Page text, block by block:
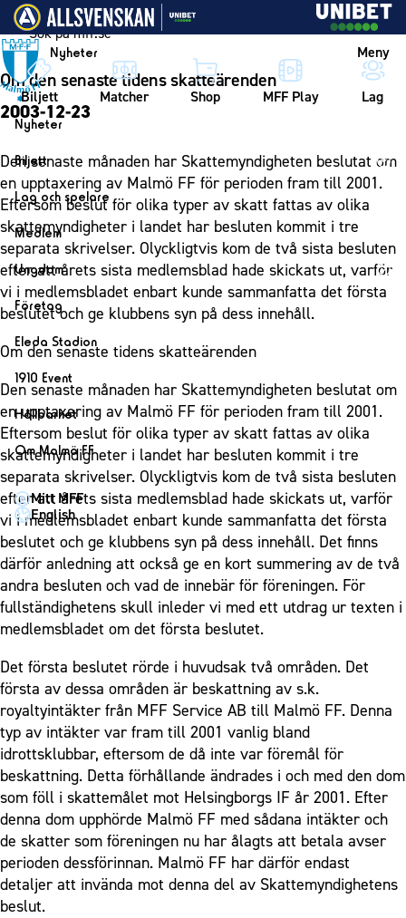
Vidare till innehållet
Nyheter Meny
Biljett Matcher Shop MFF Play Lag
Nyheter
Nyheter
Kalender
Biljett
Biljett
Årskort herr
Årskort dam
Mitt MFF
Biljetter till bortamatcher
Biljettvillkor
Lag och spelare
Lag
Herrlaget
Spelare
Ledarstab
Damlaget
Spelare
Ledarstab
Medlem
Medlemskap i Malmö FF
Årsmöte 2026
Ungdom
MFF Ungdom
Sommarfotboll
Skånecupen
Fotbollsskolan
Fotbollsnätverket
P19
F19
P17
F17
Malmö Trophy
Företag
Bli företagspartner
Nätverket
Klubbstolar
Partner dam
Eleda Stadion
Eleda Stadion
Erics Bar & Restaurang
Matchdag på Eleda Stadion
MFF-museet & rundvandringar
1910 Event
1910 Event
Fest & Event
Konferens
Möte
Mässa
Sommarfest
Julshow
Inspiration
Vanliga frågor om 1910 Event
Hållbarhet
Hållbarhet
Himmelsblå framtid – en match för miljön
MFF i samhället
Laget för alla
Nattfotboll
Himmelsblå Tillsammans
Karriärakademin
Skolakademier
Fonder
Om Malmö FF
Om Malmö FF
Kontakt
Press och media
Historik – herrlaget
Historik – damlaget
Närstående organisationer
Personuppgiftspolicy
Mitt MFF
English
Om den senaste tidens skatteärenden
2003-12-23
Den senaste månaden har Skattemyndigheten beslutat om
en upptaxering av Malmö FF för perioden fram till 2001.
Eftersom beslut för olika typer av skatt fattas av olika
skattemyndigheter i landet har besluten kommit i tre
separata skrivelser. Olyckligtvis kom de två sista besluten
efter att årets sista medlemsblad hade skickats ut, varför
vi i medlemsbladet enbart kunde sammanfatta det första
beslutet och ge klubbens syn på dess innehåll.
Om den senaste tidens skatteärenden
Den senaste månaden har Skattemyndigheten beslutat om
en upptaxering av Malmö FF för perioden fram till 2001.
Eftersom beslut för olika typer av skatt fattas av olika
skattemyndigheter i landet har besluten kommit i tre
separata skrivelser. Olyckligtvis kom de två sista besluten
efter att årets sista medlemsblad hade skickats ut, varför
vi i medlemsbladet enbart kunde sammanfatta det första
beslutet och ge klubbens syn på dess innehåll. Det finns
därför anledning att också ge en kort summering av de två
andra besluten och vad de innebär för föreningen. För
fullständighetens skull inleder vi med ett utdrag ur texten i
medlemsbladet om det första beslutet.
Det första beslutet rörde i huvudsak två områden. Det
första av dessa områden är beskattning av s.k.
royaltyintäkter från MFF Service AB till Malmö FF. Denna
typ av intäkter var fram till 2001 vanlig bland
idrottsklubbar, eftersom de då inte var föremål för
beskattning. Detta förhållande ändrades i och med den dom
som föll i skattemålet mot Helsingborgs IF år 2001. Efter
denna dom upphörde Malmö FF med sådana intäkter och
de skatter som föreningen nu har ålagts att betala avser
perioden dessförinnan. Malmö FF har därför endast
detaljer att invända mot denna del av Skattemyndighetens
beslut.